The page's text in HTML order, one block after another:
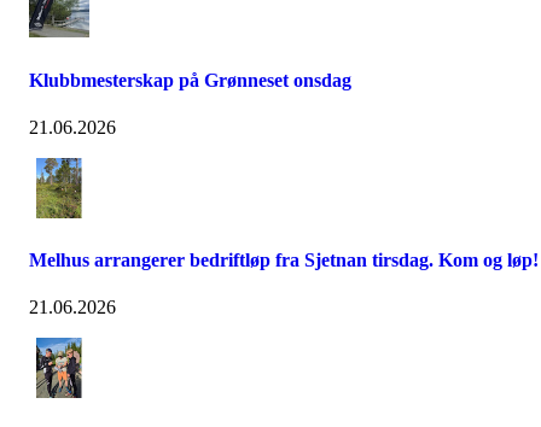
Klubbmesterskap på Grønneset onsdag
21.06.2026
Melhus arrangerer bedriftløp fra Sjetnan tirsdag. Kom og løp!
21.06.2026